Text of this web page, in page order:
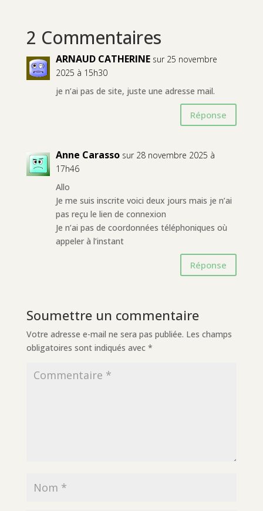
2 Commentaires
ARNAUD CATHERINE sur 25 novembre
2025 à 15h30
je n’ai pas de site, juste une adresse mail.
Réponse
Anne Carasso sur 28 novembre 2025 à
17h46
Allo
Je me suis inscrite voici deux jours mais je n’ai
pas reçu le lien de connexion
Je n’ai pas de coordonnées téléphoniques où
appeler à l’instant
Réponse
Soumettre un commentaire
Votre adresse e-mail ne sera pas publiée. Les champs
obligatoires sont indiqués avec *